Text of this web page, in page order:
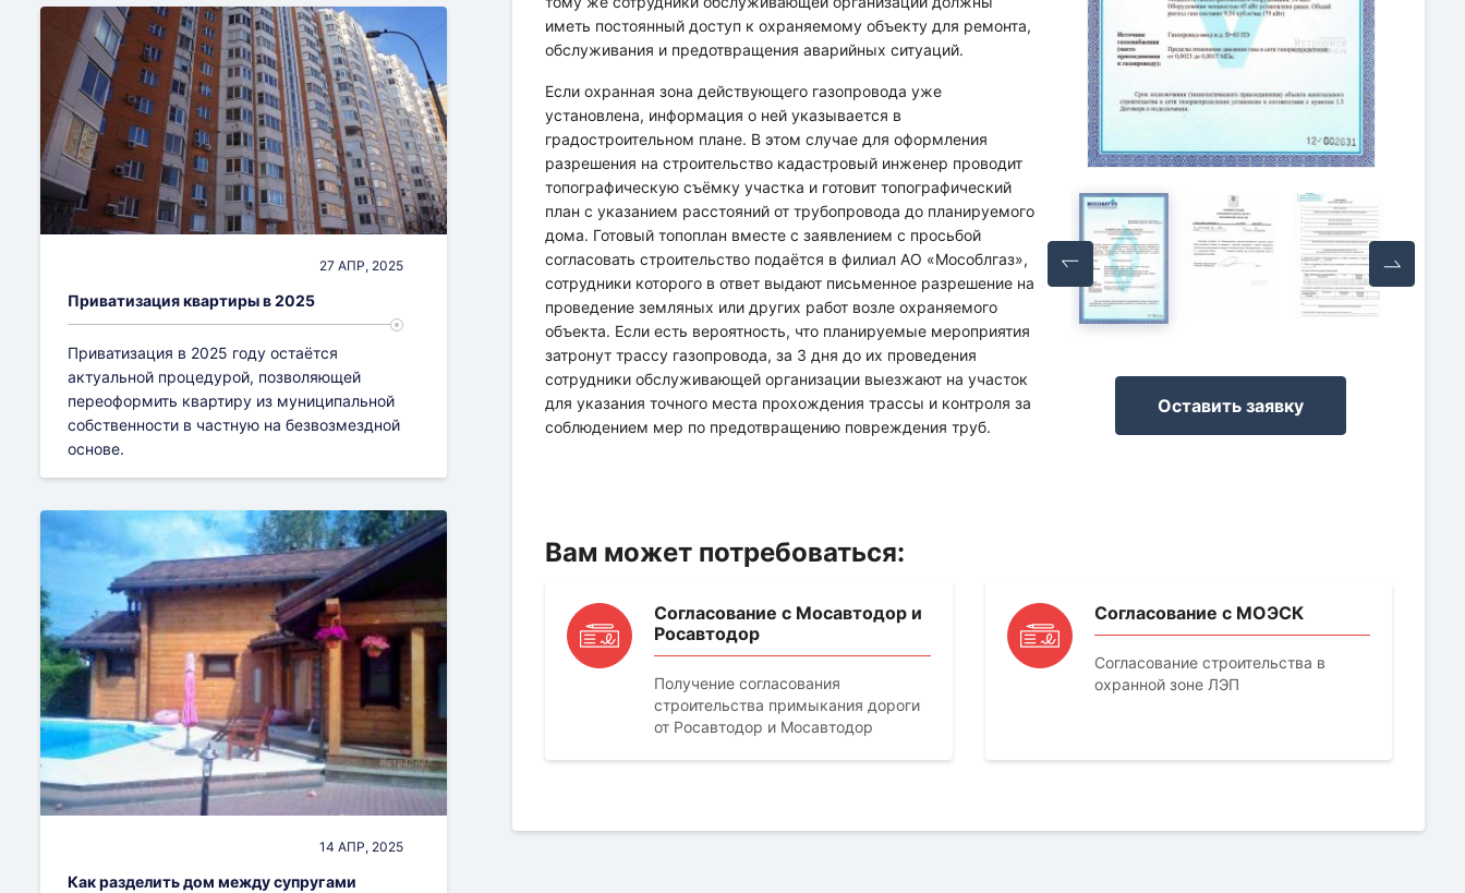
иметь постоянный доступ к охраняемому объекту для ремонта,
обслуживания и предотвращения аварийных ситуаций.
Если охранная зона действующего газопровода уже
установлена, информация о ней указывается в
градостроительном плане. В этом случае для оформления
разрешения на строительство кадастровый инженер проводит
топографическую съёмку участка и готовит топографический
план с указанием расстояний от трубопровода до планируемого
дома. Готовый топоплан вместе с заявлением с просьбой
согласовать строительство подаётся в филиал АО «Мособлгаз»,
сотрудники которого в ответ выдают письменное разрешение на
проведение земляных или других работ возле охраняемого
объекта. Если есть вероятность, что планируемые мероприятия
затронут трассу газопровода, за 3 дня до их проведения
сотрудники обслуживающей организации выезжают на участок
для указания точного места прохождения трассы и контроля за
соблюдением мер по предотвращению повреждения труб.
Оставить заявку
Вам может потребоваться:
Согласование с Мосавтодор и
Росавтодор
Получение согласования
строительства примыкания дороги
от Росавтодор и Мосавтодор
Согласование с МОЭСК
Согласование строительства в
охранной зоне ЛЭП
Уточнение границ участка
Проект здания
Проект планировки территории
Разрешение на реконструкцию
Разрешение на строительство
Согласование облика здания
Строительная экспертиза
Согласование с Росавиацией
Согласование с Роспотребнадзором
Согласование с Росрыболовством
Согласование перепланировки
Юрист по недвижимости
Оформление наследства
27 АПР, 2025
Приватизация квартиры в 2025
Приватизация в 2025 году остаётся
актуальной процедурой, позволяющей
переоформить квартиру из муниципальной
собственности в частную на безвозмездной
основе.
14 АПР, 2025
Как разделить дом между супругами